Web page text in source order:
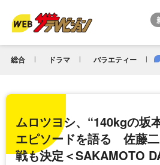
総合 ドラマ バラエティー
ムロツヨシ、“140kgの坂
エピソードを語る 佐藤
戦も決定＜SAKAMOTO